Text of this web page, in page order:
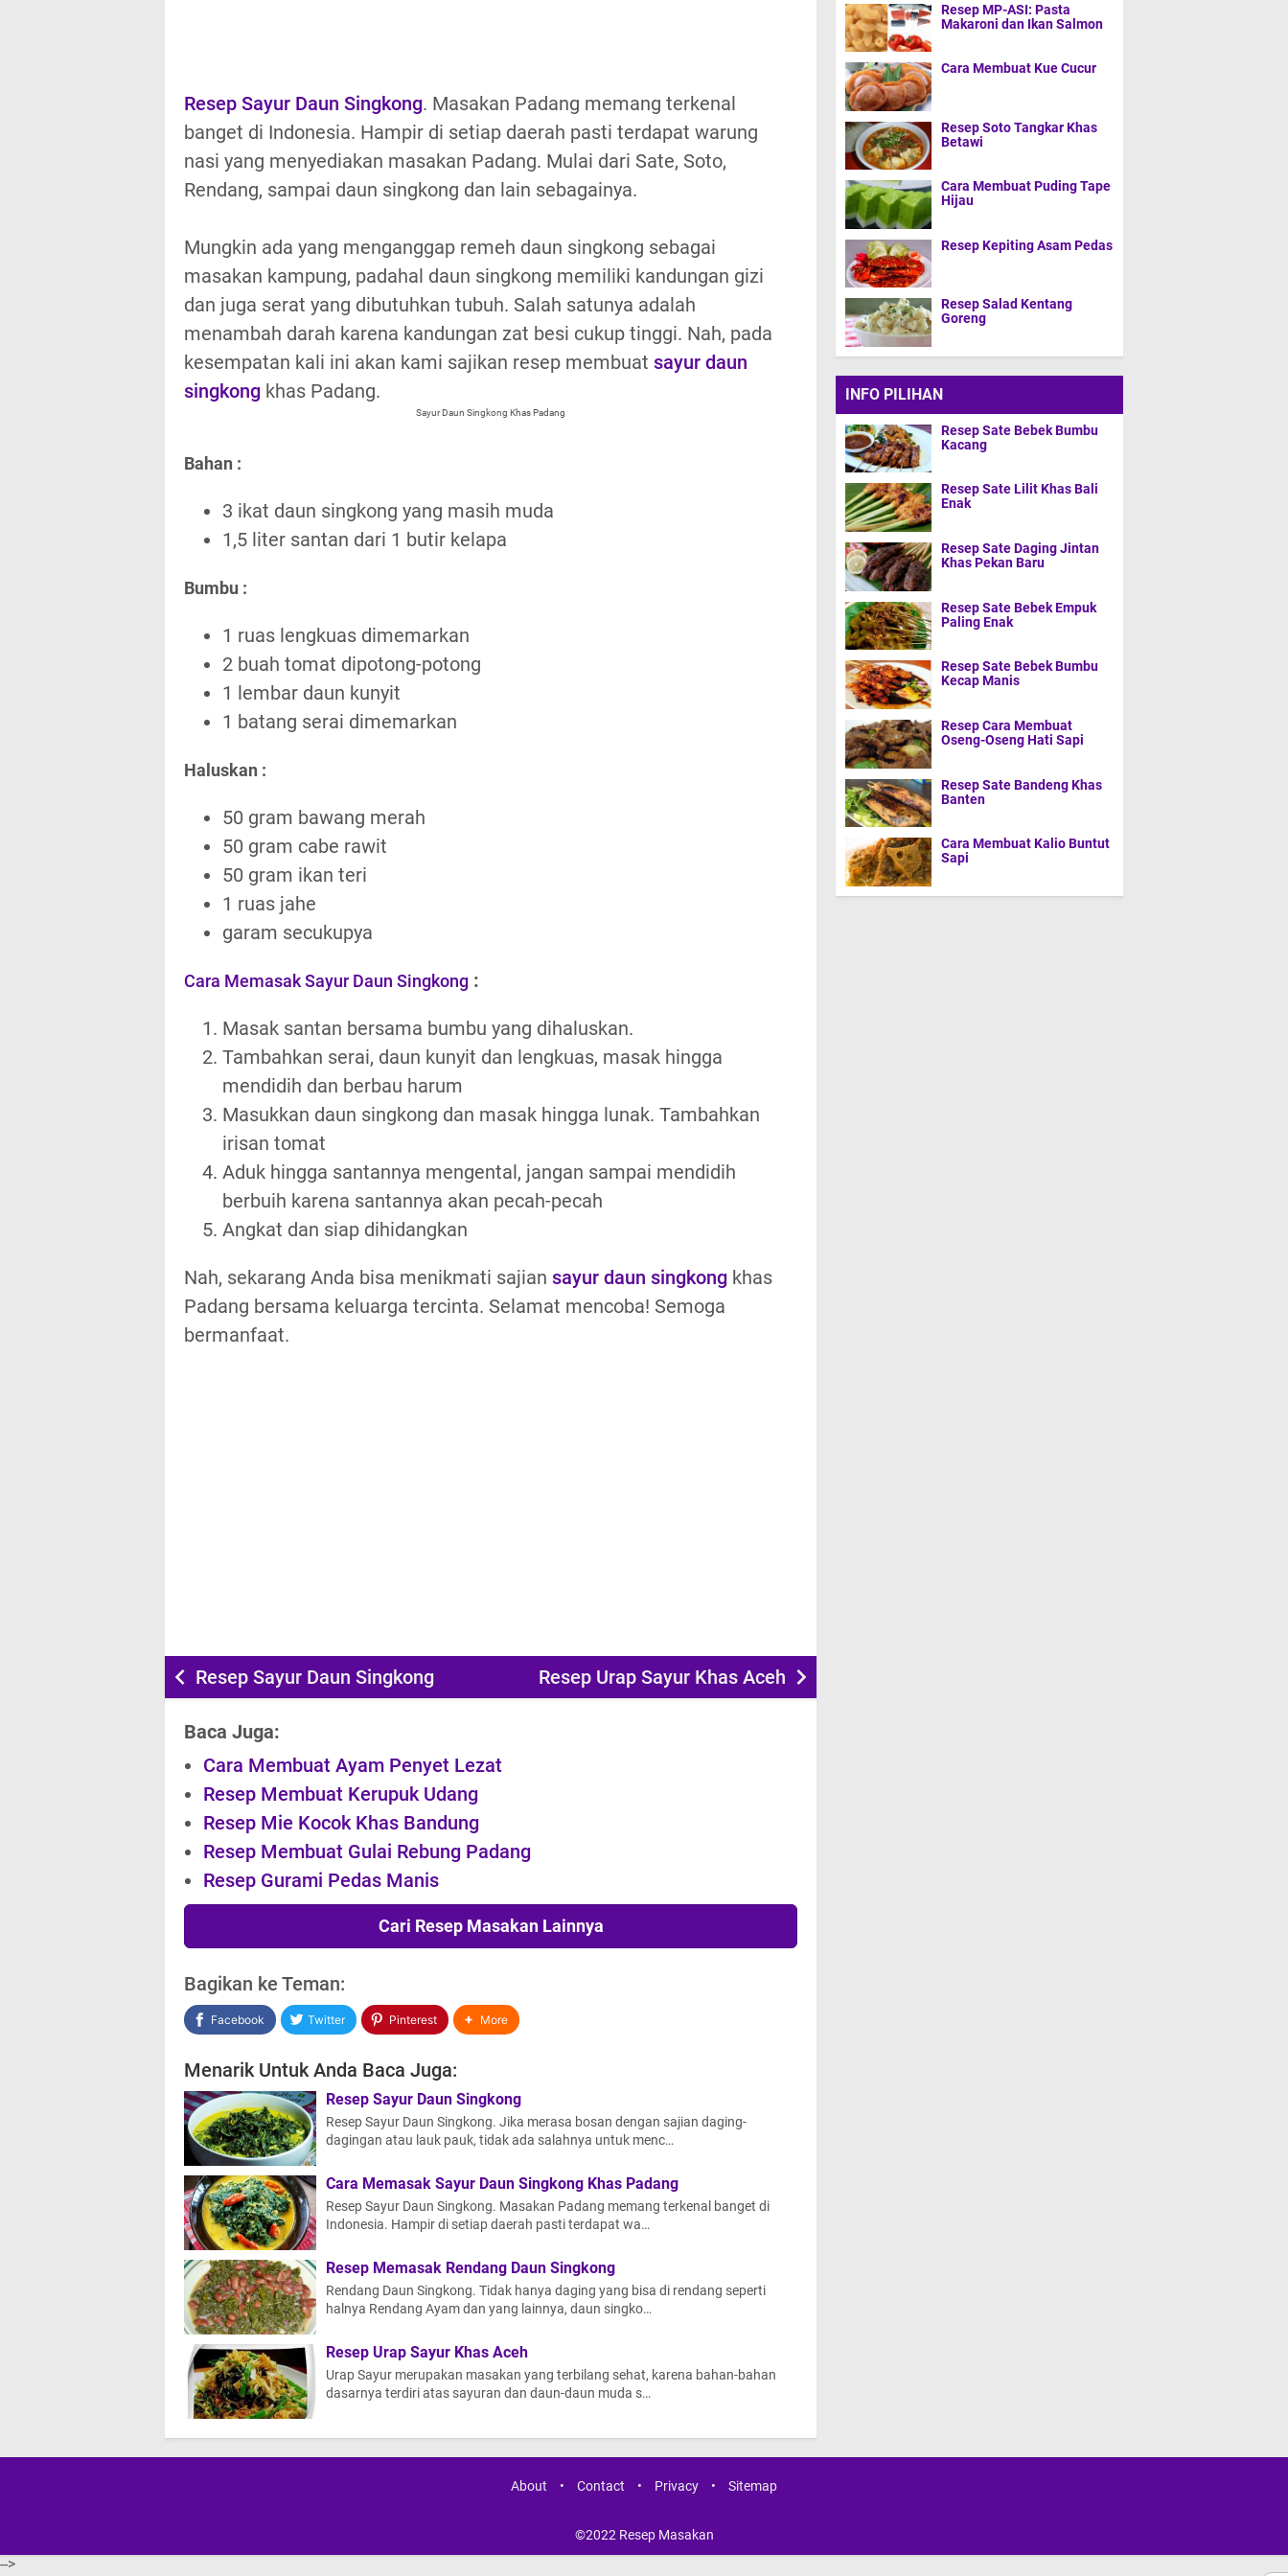
Resep Sayur Daun Singkong. Masakan Padang memang terkenal
banget di Indonesia. Hampir di setiap daerah pasti terdapat warung
nasi yang menyediakan masakan Padang. Mulai dari Sate, Soto,
Rendang, sampai daun singkong dan lain sebagainya.
Mungkin ada yang menganggap remeh daun singkong sebagai
masakan kampung, padahal daun singkong memiliki kandungan gizi
dan juga serat yang dibutuhkan tubuh. Salah satunya adalah
menambah darah karena kandungan zat besi cukup tinggi. Nah, pada
kesempatan kali ini akan kami sajikan resep membuat sayur daun
singkong khas Padang.
Sayur Daun Singkong Khas Padang
Bahan :
3 ikat daun singkong yang masih muda
1,5 liter santan dari 1 butir kelapa
Bumbu :
1 ruas lengkuas dimemarkan
2 buah tomat dipotong-potong
1 lembar daun kunyit
1 batang serai dimemarkan
Haluskan :
50 gram bawang merah
50 gram cabe rawit
50 gram ikan teri
1 ruas jahe
garam secukupya
Cara Memasak Sayur Daun Singkong :
Masak santan bersama bumbu yang dihaluskan.
Tambahkan serai, daun kunyit dan lengkuas, masak hingga
mendidih dan berbau harum
Masukkan daun singkong dan masak hingga lunak. Tambahkan
irisan tomat
Aduk hingga santannya mengental, jangan sampai mendidih
berbuih karena santannya akan pecah-pecah
Angkat dan siap dihidangkan
Nah, sekarang Anda bisa menikmati sajian sayur daun singkong khas
Padang bersama keluarga tercinta. Selamat mencoba! Semoga
bermanfaat.
Resep Sayur Daun Singkong Resep Urap Sayur Khas Aceh
Baca Juga:
Cara Membuat Ayam Penyet Lezat
Resep Membuat Kerupuk Udang
Resep Mie Kocok Khas Bandung
Resep Membuat Gulai Rebung Padang
Resep Gurami Pedas Manis
Cari Resep Masakan Lainnya
Bagikan ke Teman:
Facebook Twitter Pinterest More
Menarik Untuk Anda Baca Juga:
Resep Sayur Daun Singkong
Resep Sayur Daun Singkong. Jika merasa bosan dengan sajian daging-
dagingan atau lauk pauk, tidak ada salahnya untuk menc…
Cara Memasak Sayur Daun Singkong Khas Padang
Resep Sayur Daun Singkong. Masakan Padang memang terkenal banget di
Indonesia. Hampir di setiap daerah pasti terdapat wa…
Resep Memasak Rendang Daun Singkong
Rendang Daun Singkong. Tidak hanya daging yang bisa di rendang seperti
halnya Rendang Ayam dan yang lainnya, daun singko…
Resep Urap Sayur Khas Aceh
Urap Sayur merupakan masakan yang terbilang sehat, karena bahan-bahan
dasarnya terdiri atas sayuran dan daun-daun muda s…
Resep MP-ASI: Pasta
Makaroni dan Ikan Salmon
Cara Membuat Kue Cucur
Resep Soto Tangkar Khas
Betawi
Cara Membuat Puding Tape
Hijau
Resep Kepiting Asam Pedas
Resep Salad Kentang
Goreng
INFO PILIHAN
Resep Sate Bebek Bumbu
Kacang
Resep Sate Lilit Khas Bali
Enak
Resep Sate Daging Jintan
Khas Pekan Baru
Resep Sate Bebek Empuk
Paling Enak
Resep Sate Bebek Bumbu
Kecap Manis
Resep Cara Membuat
Oseng-Oseng Hati Sapi
Resep Sate Bandeng Khas
Banten
Cara Membuat Kalio Buntut
Sapi
About • Contact • Privacy • Sitemap
©2022 Resep Masakan
-->